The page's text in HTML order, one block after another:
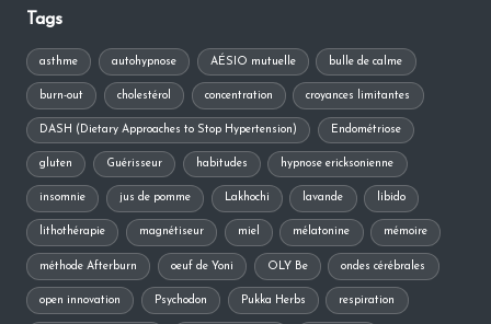
Tags
asthme autohypnose AÉSIO mutuelle bulle de calme
burn-out cholestérol concentration croyances limitantes
DASH (Dietary Approaches to Stop Hypertension) Endométriose
gluten Guérisseur habitudes hypnose ericksonienne
insomnie jus de pomme Lakhochi lavande libido
lithothérapie magnétiseur miel mélatonine mémoire
méthode Afterburn oeuf de Yoni OLY Be ondes cérébrales
open innovation Psychodon Pukka Herbs respiration